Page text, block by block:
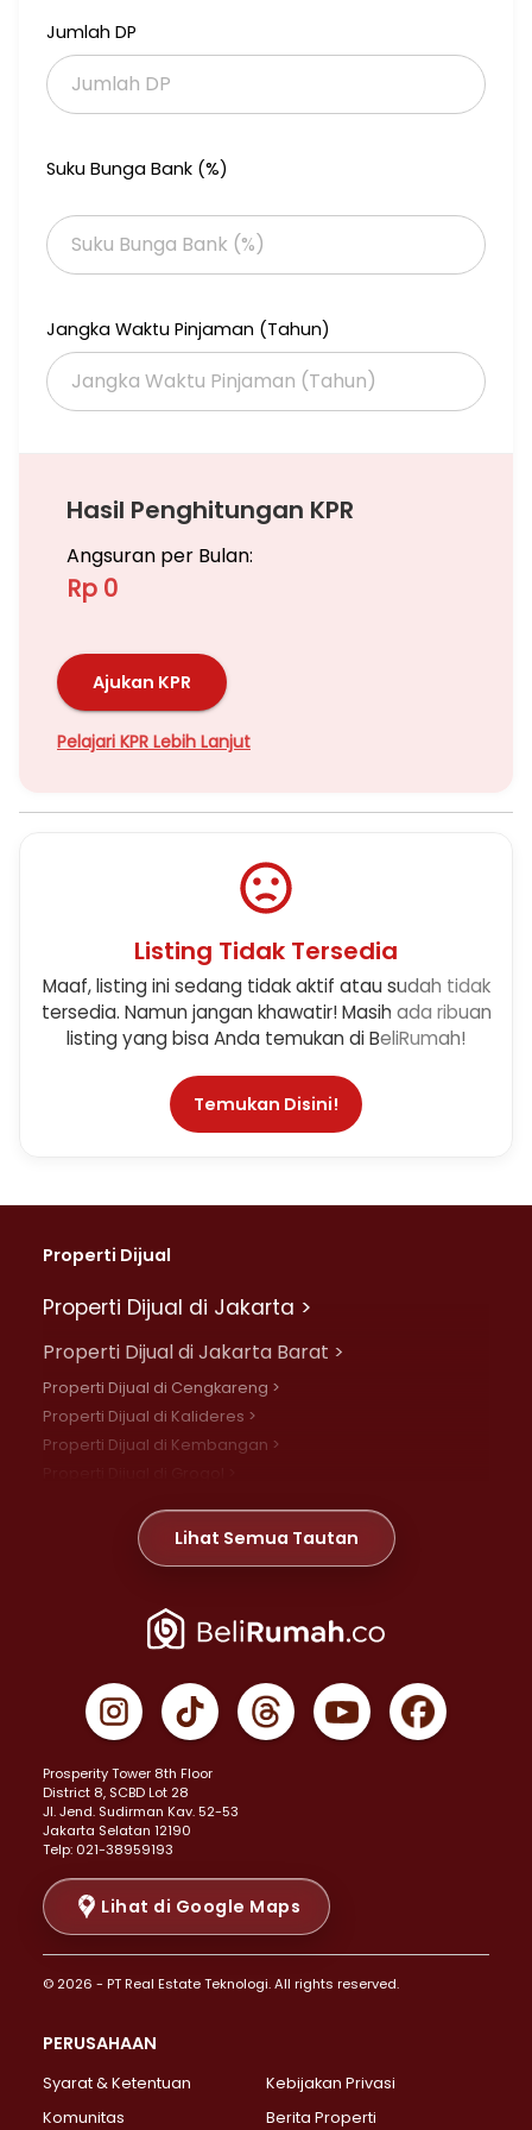
Jumlah DP
Suku Bunga Bank (%)
Jangka Waktu Pinjaman (Tahun)
Hasil Penghitungan KPR
Angsuran per Bulan:
Rp 0
Ajukan KPR
Pelajari KPR Lebih Lanjut
Listing Tidak Tersedia
Maaf, listing ini sedang tidak aktif atau sudah tidak
tersedia. Namun jangan khawatir! Masih ada ribuan
listing yang bisa Anda temukan di BeliRumah!
Temukan Disini!
Properti Dijual
Properti Dijual di Jakarta >
Properti Dijual di Jakarta Barat >
Properti Dijual di Cengkareng >
Properti Dijual di Kalideres >
Properti Dijual di Kembangan >
Properti Dijual di Meruya >
Properti Dijual di Jelambar >
Properti Dijual di Jakarta Pusat >
Properti Dijual di Gambir >
Properti Dijual di Johar Baru >
Properti Dijual di Menteng >
Properti Dijual di Senen >
Properti Dijual di Tanah Abang >
Properti Dijual di Cikini >
Properti Dijual di Kramat >
Properti Dijual di Pasar Baru >
Properti Dijual di Bendungan Hilir >
Properti Dijual di Jakarta Selatan >
Properti Dijual di Lebak Bulus >
Properti Dijual di Gandaria Selatan >
Properti Dijual di Pondok Labu >
Lihat Semua Tautan
Prosperity Tower 8th Floor
District 8, SCBD Lot 28
JI. Jend. Sudirman Kav. 52-53
Jakarta Selatan 12190
Telp: 021-38959193
Lihat di Google Maps
© 2026 - PT Real Estate Teknologi. All rights reserved.
PERUSAHAAN
Syarat & Ketentuan
Kebijakan Privasi
Komunitas
Berita Properti